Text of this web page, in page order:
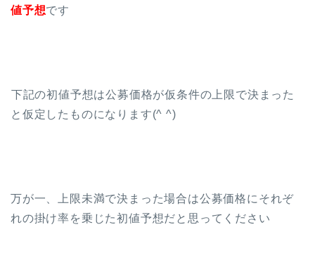
値予想です
下記の初値予想は公募価格が仮条件の上限で決まった
と仮定したものになります(^ ^)
万が一、上限未満で決まった場合は公募価格にそれぞ
れの掛け率を乗じた初値予想だと思ってください